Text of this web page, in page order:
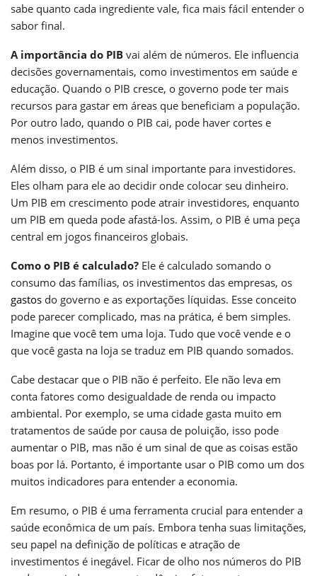
sabe quanto cada ingrediente vale, fica mais fácil entender o
sabor final.
A importância do PIB vai além de números. Ele influencia
decisões governamentais, como investimentos em saúde e
educação. Quando o PIB cresce, o governo pode ter mais
recursos para gastar em áreas que beneficiam a população.
Por outro lado, quando o PIB cai, pode haver cortes e
menos investimentos.
Além disso, o PIB é um sinal importante para investidores.
Eles olham para ele ao decidir onde colocar seu dinheiro.
Um PIB em crescimento pode atrair investidores, enquanto
um PIB em queda pode afastá-los. Assim, o PIB é uma peça
central em jogos financeiros globais.
Como o PIB é calculado? Ele é calculado somando o
consumo das famílias, os investimentos das empresas, os
gastos do governo e as exportações líquidas. Esse conceito
pode parecer complicado, mas na prática, é bem simples.
Imagine que você tem uma loja. Tudo que você vende e o
que você gasta na loja se traduz em PIB quando somados.
Cabe destacar que o PIB não é perfeito. Ele não leva em
conta fatores como desigualdade de renda ou impacto
ambiental. Por exemplo, se uma cidade gasta muito em
tratamentos de saúde por causa de poluição, isso pode
aumentar o PIB, mas não é um sinal de que as coisas estão
boas por lá. Portanto, é importante usar o PIB como um dos
muitos indicadores para entender a economia.
Em resumo, o PIB é uma ferramenta crucial para entender a
saúde econômica de um país. Embora tenha suas limitações,
seu papel na definição de políticas e atração de
investimentos é inegável. Ficar de olho nos números do PIB